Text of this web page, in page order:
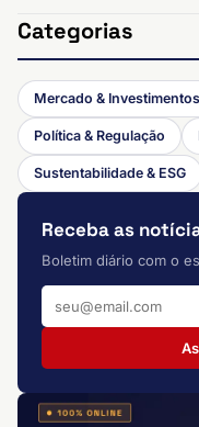
Categorias
Mercado & Investimentos
Política & Regulação
Sustentabilidade & ESG
Receba as
Boletim diário com o